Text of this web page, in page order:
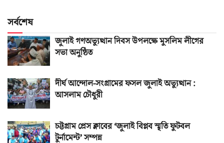
সর্বশেষ
জুলাই গণঅভ্যুত্থান দিবস উপলক্ষে মুসলিম লীগের
সভা অনুষ্ঠিত
দীর্ঘ আন্দোল-সংগ্রামের ফসল জুলাই অভ্যুত্থান :
আসলাম চৌধুরী
চট্টগ্রাম প্রেস ক্লাবের ‘জুলাই বিপ্লব স্মৃতি ফুটবল
টুর্নামেন্ট’ সম্পন্ন